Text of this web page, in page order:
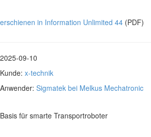
erschienen in Information Unlimited 44 (PDF)
2025-09-10
Kunde: x-technik
Anwender: Sigmatek bei Melkus Mechatronic
Basis für smarte Transportroboter